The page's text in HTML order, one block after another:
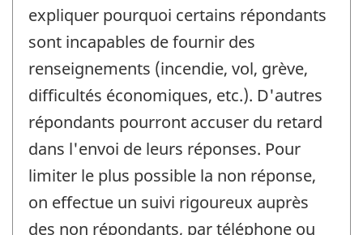
expliquer pourquoi certains répondants
sont incapables de fournir des
renseignements (incendie, vol, grève,
difficultés économiques, etc.). D'autres
répondants pourront accuser du retard
dans l'envoi de leurs réponses. Pour
limiter le plus possible la non réponse,
on effectue un suivi rigoureux auprès
des non répondants, par téléphone ou